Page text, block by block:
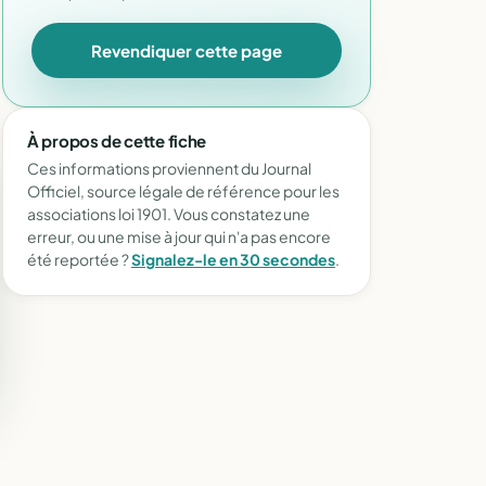
Revendiquer cette page
À propos de cette fiche
Ces informations proviennent du Journal
Officiel, source légale de référence pour les
associations loi 1901. Vous constatez une
erreur, ou une mise à jour qui n'a pas encore
été reportée ?Signalez-le en 30 secondes.